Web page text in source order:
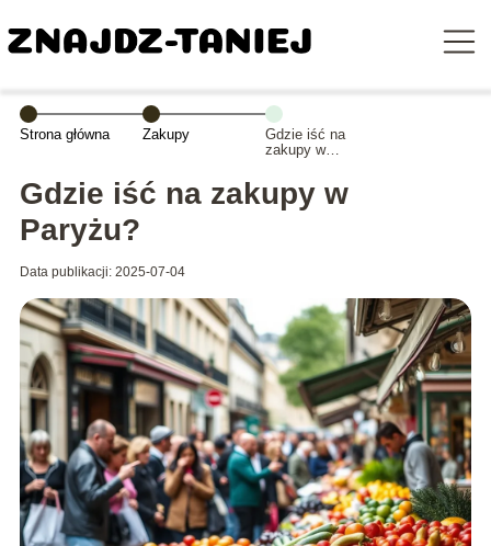
Strona główna Zakupy
Gdzie iść na
zakupy w
Gdzie iść na zakupy w
Paryżu?
Data publikacji: 2025-07-04